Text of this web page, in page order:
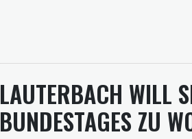
LAUTERBACH WILL
BUNDESTAGES ZU